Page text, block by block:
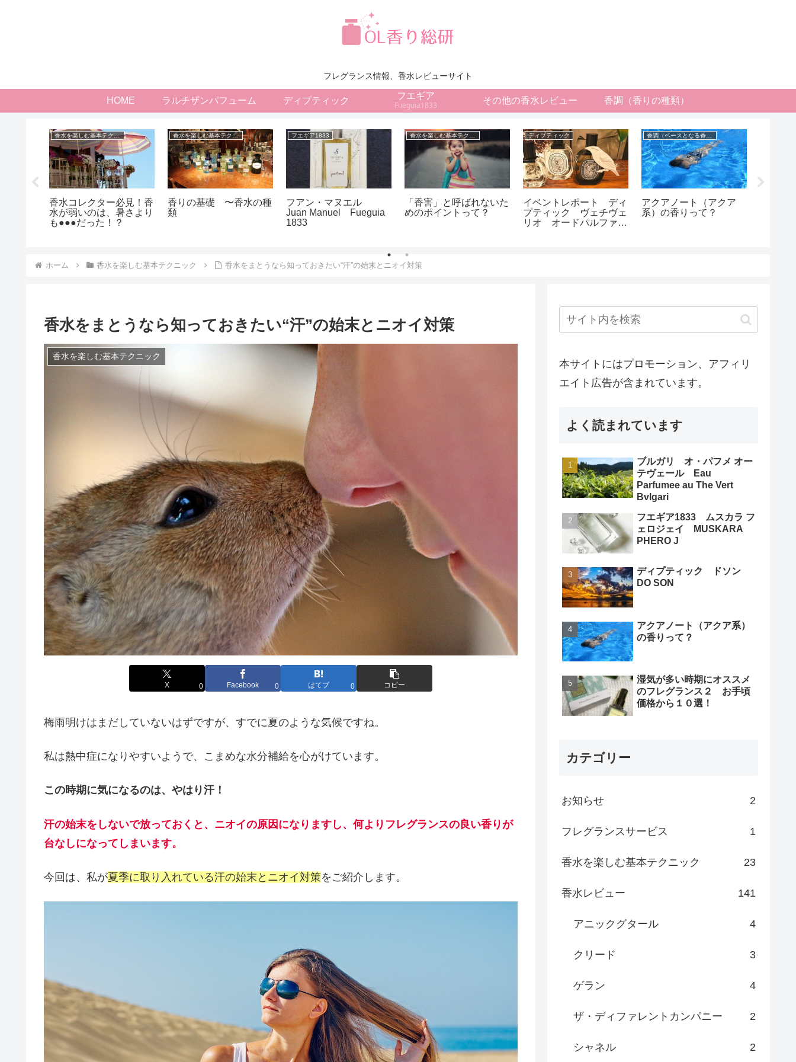
フレグランス情報、香水レビューサイト
HOME ラルチザンパフューム ディプティック
フエギア
Fueguia1833
その他の香水レビュー 香調（香りの種類）
香水を楽しむ基本テクニック
香水コレクター必見！香
水が弱いのは、暑さより
も●●●だった！？
香水を楽しむ基本テクニック
香りの基礎 〜香水の種
類
フエギア1833
フアン・マヌエル
Juan Manuel Fueguia
1833
「香害」と呼ばれないた
めのポイントって？
ディプティック
イベントレポート ディ
プティック ヴェチヴェ
リオ オードパルファ
香調（ベースとなる香りの種類）
アクアノート（アクア
系）の香りって？
ホーム 香水を楽しむ基本テクニック 香水をまとうなら知っておきたい“汗”の始末とニオイ対策
香水をまとうなら知っておきたい“汗”の始末とニオイ対策
香水を楽しむ基本テクニック
X 0 Facebook 0 はてブ 0 コピー
梅雨明けはまだしていないはずですが、すでに夏のような気候ですね。
私は熱中症になりやすいようで、こまめな水分補給を心がけています。
この時期に気になるのは、やはり汗！
汗の始末をしないで放っておくと、ニオイの原因になりますし、何より フレグランスの良い香りが
台なしになってしまいます。
今回は、私が夏季に取り入れている汗の始末とニオイ対策をご紹介します。
本サイトにはプロモーション、アフィリ
エイト広告が含まれています。
よく読まれています
ブルガリ オ・パフメ オー
テヴェール Eau
Parfumee au The Vert
Bvlgari
フエギア1833 ムスカラ フ
ェロジェイ MUSKARA
PHERO J
ディプティック ドソン
DO SON
アクアノート（アクア系）
の香りって？
湿気が多い時期にオススメ
のフレグランス２ お手頃
価格から１０選！
カテゴリー
お知らせ 2
フレグランスサービス 1
香水を楽しむ基本テクニック 23
香水レビュー 141
アニックグタール 4
クリード 3
ゲラン 4
ザ・ディファレントカンパニー 2
シャネル 2